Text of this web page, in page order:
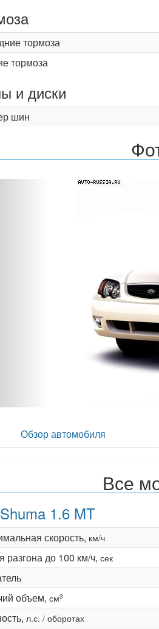
тормоза
тормоза
и диски
шин
Обзор автомобиля
Все
1.6 MT
скорость, км/ч
разгона до 100 км/ч, сек
объем, см3
л.с. / оборотах